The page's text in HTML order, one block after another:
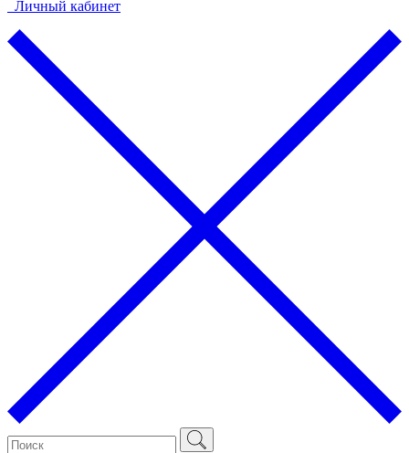
Личный кабинет